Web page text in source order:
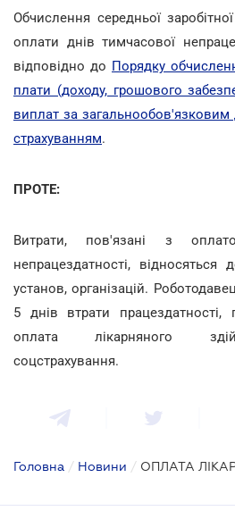
Обчислення середньої
оплати днів тимчасової
відповідно до Порядку
плати (доходу, грошового
виплат за
страхуванням.
ПРОТЕ:
Витрати, пов'язані з
непрацездатності, відносяться
установ, організацій.
5 днів втрати
оплата лікарняного
соцстрахування.
Головна / Новини / ОПЛАТА